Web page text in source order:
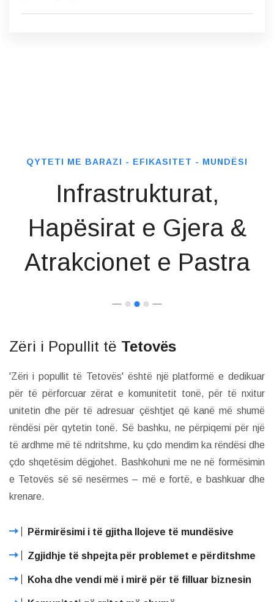
QYTETI ME BARAZI - EFIKASITET - MUNDËSI
Infrastrukturat,
Hapësirat e Gjera &
Atrakcionet e Pastra
Zëri i Popullit të Tetovës
'Zëri i popullit të Tetovës' është një platformë e dedikuar
për të përforcuar zërat e komunitetit tonë, për të nxitur
unitetin dhe për të adresuar çështjet që kanë më shumë
rëndësi për qytetin tonë. Së bashku, ne përpiqemi për një
të ardhme më të ndritshme, ku çdo mendim ka rëndësi dhe
çdo shqetësim dëgjohet. Bashkohuni me ne në formësimin
e Tetovës së së nesërmes – më e fortë, e bashkuar dhe
krenare.
Përmirësimi i të gjitha llojeve të mundësive
Zgjidhje të shpejta për problemet e përditshme
Koha dhe vendi më i mirë për të filluar biznesin